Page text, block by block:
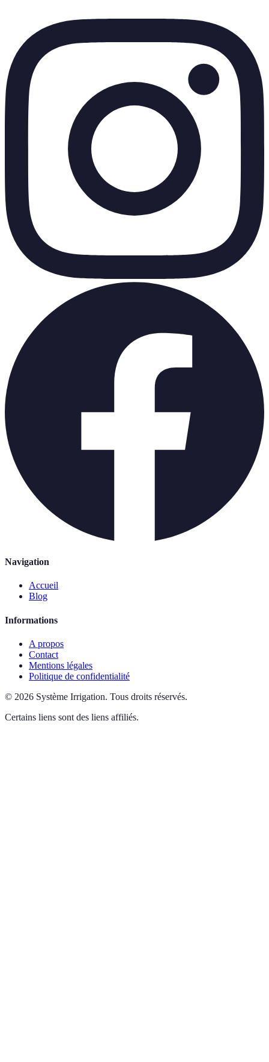
Navigation
Accueil
Blog
Informations
A propos
Contact
Mentions légales
Politique de confidentialité
© 2026 Système Irrigation. Tous droits réservés.
Certains liens sont des liens affiliés.